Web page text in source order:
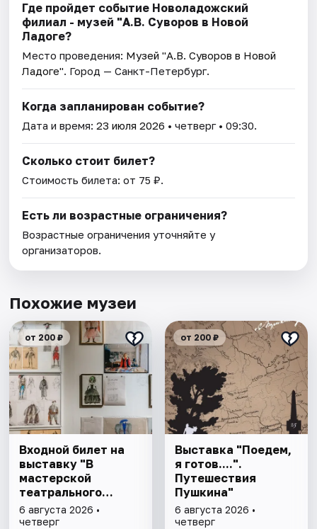
Где пройдет событие Новоладожский
филиал - музей "А.В. Суворов в Новой
Ладоге?
Место проведения: Музей "А.В. Суворов в Новой
Ладоге". Город — Санкт-Петербург.
Когда запланирован событие?
Дата и время:23 июля 2026 • четверг • 09:30.
Сколько стоит билет?
Стоимость билета: от 75 ₽.
Есть ли возрастные ограничения?
Возрастные ограничения уточняйте у
организаторов.
Похожие музеи
от 200 ₽
Входной билет на
выставку "В
мастерской
театрального
художника"
6 августа 2026 •
четверг
от 200 ₽
Выставка "Поедем,
я готов....".
Путешествия
Пушкина"
6 августа 2026 •
четверг